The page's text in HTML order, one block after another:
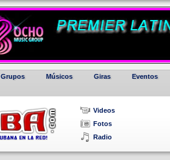
Grupos Músicos Giras Eventos
Videos
Fotos
Radio